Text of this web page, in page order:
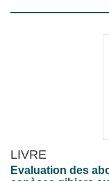
LIVRE
Evaluation des